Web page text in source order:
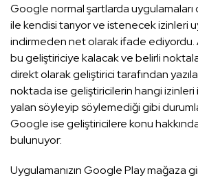
Google normal şartlarda
ile kendisi tarıyor ve istenecek izinleri
indirmeden net olarak ifade ediyordu.
bu geliştiriciye kalacak ve belirli
direkt olarak geliştirici tarafından
noktada ise geliştiricilerin hangi izinleri
yalan söyleyip söylemediği gibi
Google ise geliştiricilere konu
bulunuyor:
Uygulamanızın Google Play mağaza